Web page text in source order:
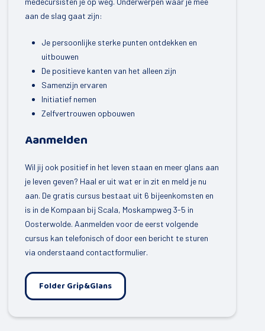
Fochteloo
Makkinga
Donkerbroek
Oosterwolde
Haulerwijk
Ravenswoud
Over ons
Contact
aan de slag gaat zijn:
Je persoonlijke sterke punten ontdekken en
uitbouwen
De positieve kanten van het alleen zijn
Samenzijn ervaren
Initiatief nemen
Zelfvertrouwen opbouwen
Aanmelden
Wil jij ook positief in het leven staan en meer glans aan
je leven geven? Haal er uit wat er in zit en meld je nu
aan. De gratis cursus bestaat uit 6 bijeenkomsten en
is in de Kompaan bij Scala, Moskampweg 3-5 in
Oosterwolde. Aanmelden voor de eerst volgende
cursus kan telefonisch of door een bericht te sturen
via onderstaand contactformulier.
Folder Grip&Glans